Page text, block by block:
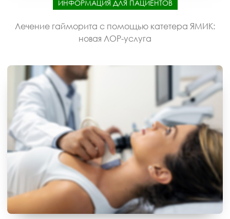
ИНФОРМАЦИЯ ДЛЯ ПАЦИЕНТОВ
Лечение гайморита с помощью катетера ЯМИК:
новая ЛОР-услуга